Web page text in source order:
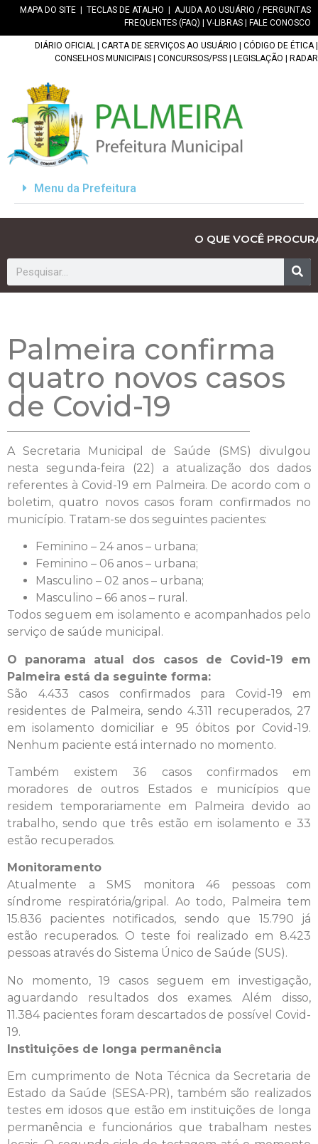
MAPA DO SITE TECLAS DE ATALHO
AJUDA AO USUÁRIO / PERGUNTAS
FREQUENTES (FAQ)
V-LIBRAS FALE CONOSCO
DIÁRIO OFICIAL CARTA DE SERVIÇOS AO USUÁRIO CÓDIGO DE ÉTICA|
CONSELHOS MUNICIPAIS
CONCURSOS/PSS LEGISLAÇÃO RADAR
Menu da Prefeitura
O QUE VOCÊ
Palmeira confirma
quatro novos casos
de Covid-19
A Secretaria Municipal de Saúde (SMS) divulgou
nesta segunda-feira (22) a atualização dos dados
referentes à Covid-19 em Palmeira. De acordo com o
boletim, quatro novos casos foram confirmados no
município. Tratam-se dos seguintes pacientes:
Feminino – 24 anos – urbana;
Feminino – 06 anos – urbana;
Masculino – 02 anos – urbana;
Masculino – 66 anos – rural.
Todos seguem em isolamento e acompanhados pelo
serviço de saúde municipal.
O panorama atual dos casos de Covid-19 em
Palmeira está da seguinte forma:
São 4.433 casos confirmados para Covid-19 em
residentes de Palmeira, sendo 4.311 recuperados, 27
em isolamento domiciliar e 95 óbitos por Covid-19.
Nenhum paciente está internado no momento.
Também existem 36 casos confirmados em
moradores de outros Estados e municípios que
residem temporariamente em Palmeira devido ao
trabalho, sendo que três estão em isolamento e 33
estão recuperados.
Monitoramento
Atualmente a SMS monitora 46 pessoas com
síndrome respiratória/gripal. Ao todo, Palmeira tem
15.836 pacientes notificados, sendo que 15.790 já
estão recuperados. O teste foi realizado em 8.423
pessoas através do Sistema Único de Saúde (SUS).
No momento, 19 casos seguem em investigação,
aguardando resultados dos exames. Além disso,
11.384 pacientes foram descartados de possível Covid-
19.
Instituições de longa permanência
Em cumprimento de Nota Técnica da Secretaria de
Estado da Saúde (SESA-PR), também são realizados
testes em idosos que estão em instituições de longa
permanência e funcionários que trabalham nestes